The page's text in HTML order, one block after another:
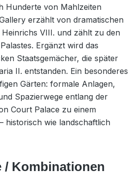
Hunderte von Mahlzeiten
erzählt von dramatischen
VIII. und zählt zu den
Ergänzt wird das
Staatsgemächer, die später
II. entstanden. Ein besonderes
Gärten: formale Anlagen,
Spazierwege entlang der
Court Palace zu einem
historisch wie landschaftlich
Kombinationen